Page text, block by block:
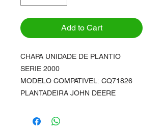
Add to Cart
CHAPA UNIDADE DE PLANTIO
SERIE 2000
MODELO COMPATIVEL: CQ71826
PLANTADEIRA JOHN DEERE